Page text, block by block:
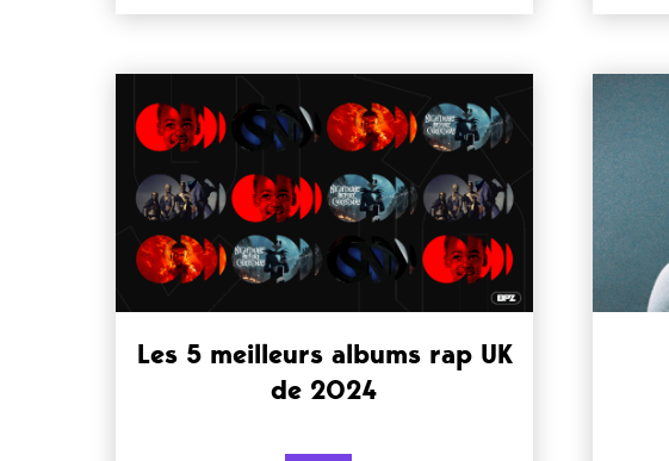
Les 5 meilleurs albums rap UK
de 2024